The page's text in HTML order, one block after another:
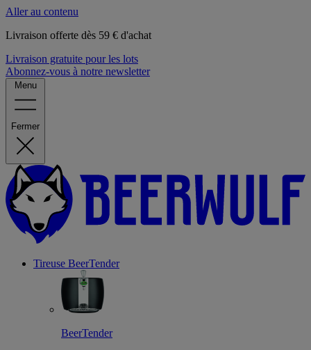
Aller au contenu
Livraison offerte dès 59 € d'achat
Livraison gratuite pour les lots
Abonnez-vous à notre newsletter
Menu
Fermer
Tireuse BeerTender
BeerTender